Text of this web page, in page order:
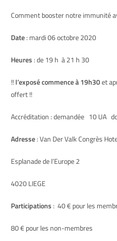
Comment booster notre immunité
Date: mardi 06 octobre 2020
Heures : de 19 h à 21 h 30
!!l’exposé commence à 19h30et
offert !!
Accréditation : demandée 10 UA
Adresse: Van Der Valk Congrès
Esplanade de l’Europe 2
4020 LIEGE
Participations : 40 € pour les
80 € pour les non-membres